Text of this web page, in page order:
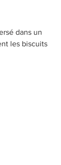
dans un
les biscuits